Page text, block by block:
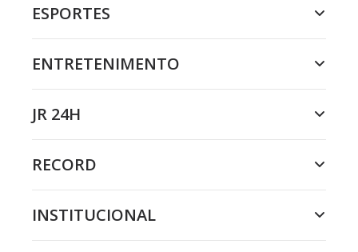
ESPORTES
ENTRETENIMENTO
JR 24H
RECORD
INSTITUCIONAL